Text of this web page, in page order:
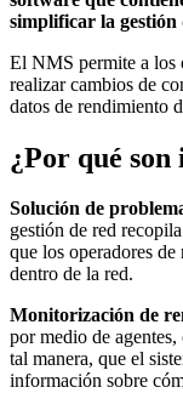
simplificar la gestión
El NMS permite a los
realizar cambios de
datos de rendimiento
¿Por qué
Solución de
gestión de red
que los operadores
dentro de la red.
Monitorización de
por medio de
tal manera, que el
información sobre